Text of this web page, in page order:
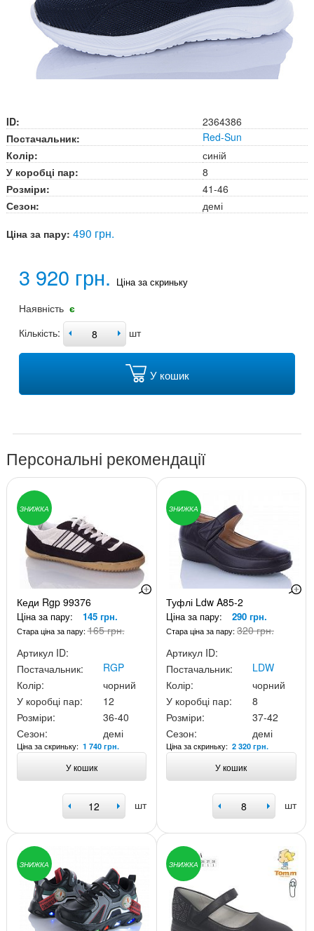
ID:
2364386
Постачальник:
Red-Sun
Колір:
синій
У коробці пар:
8
Розміри:
41-46
Сезон:
демі
Ціна за пару: 490 грн.
3 920 грн. Ціна за скриньку
Наявність є
Кількість:
шт
У кошик
Персональні рекомендації
ЗНИЖКА
Кеди Rgp 99376
Ціна за пару: 145 грн.
Стара ціна за пару:165 грн.
Артикул ID:
Постачальник:
RGP
Колір:
чорний
У коробці пар:
12
Розміри:
36-40
Сезон:
демі
Ціна за скриньку: 1 740 грн.
У кошик
шт
ЗНИЖКА
Туфлі Ldw A85-2
Ціна за пару: 290 грн.
Стара ціна за пару:320 грн.
Артикул ID:
Постачальник:
LDW
Колір:
чорний
У коробці пар:
8
Розміри:
37-42
Сезон:
демі
Ціна за скриньку:2 320 грн.
У кошик
шт
ЗНИЖКА ЗНИЖКА